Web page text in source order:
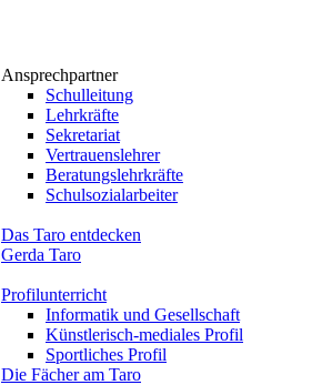
Ansprechpartner
Schulleitung
Lehrkräfte
Sekretariat
Vertrauenslehrer
Beratungslehrkräfte
Schulsozialarbeiter
Das Taro entdecken
Gerda Taro
Profilunterricht
Informatik und Gesellschaft
Künstlerisch-mediales Profil
Sportliches Profil
Die Fächer am Taro